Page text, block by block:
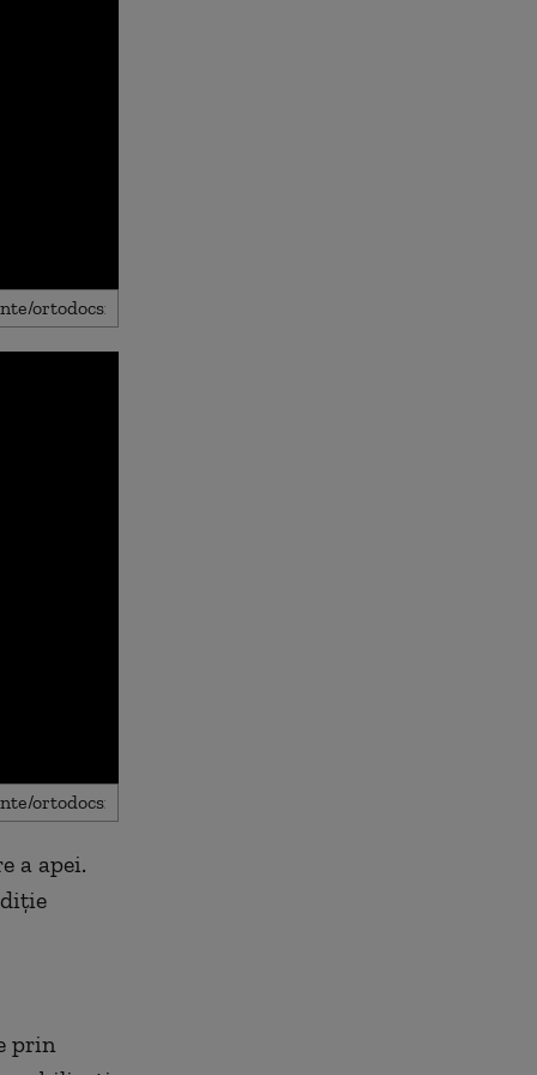
a apei.
prin